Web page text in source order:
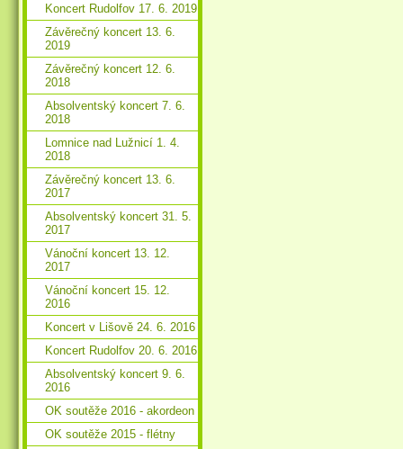
Koncert Rudolfov 17. 6. 2019
Závěrečný koncert 13. 6.
2019
Závěrečný koncert 12. 6.
2018
Absolventský koncert 7. 6.
2018
Lomnice nad Lužnicí 1. 4.
2018
Závěrečný koncert 13. 6.
2017
Absolventský koncert 31. 5.
2017
Vánoční koncert 13. 12.
2017
Vánoční koncert 15. 12.
2016
Koncert v Lišově 24. 6. 2016
Koncert Rudolfov 20. 6. 2016
Absolventský koncert 9. 6.
2016
OK soutěže 2016 - akordeon
OK soutěže 2015 - flétny